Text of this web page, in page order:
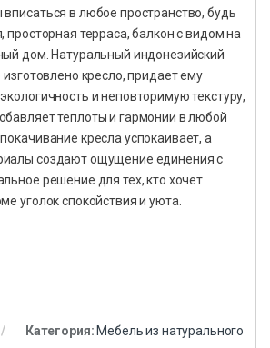
в любое пространство, будь
просторная терраса, балкон с видом на
дом. Натуральный индонезийский
изготовлено кресло, придает ему
и неповторимую текстуру,
теплоты и гармонии в любой
кресла успокаивает, а
создают ощущение единения с
решение для тех, кто хочет
уголок спокойствия и уюта.
Категория: Мебель из натурального